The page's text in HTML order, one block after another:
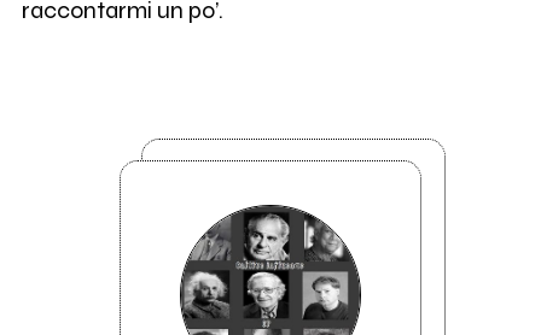
raccontarmi un po’.